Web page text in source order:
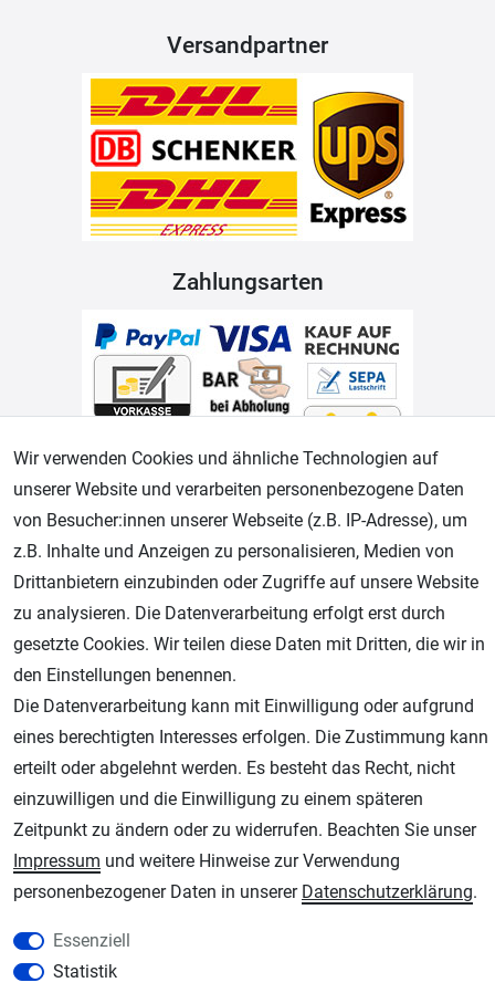
Versandpartner
Zahlungsarten
Geprüfter Shop
AGB Widerrufsrecht Datenschutz Impressum
Unsere weiteren Shops:
Schmincke-City.de
Schmincke Künstlerfarben das Gesamtsortiment
Plotter-City.com
Schneideplotter, Transferpressen, Siebdruck und Plotterfolien
Wir verwenden Cookies und ähnliche Technologien auf
unserer Website und verarbeiten personenbezogene Daten
von Besucher:innen unserer Webseite (z.B. IP-Adresse), um
z.B. Inhalte und Anzeigen zu personalisieren, Medien von
Drittanbietern einzubinden oder Zugriffe auf unsere Website
zu analysieren. Die Datenverarbeitung erfolgt erst durch
gesetzte Cookies. Wir teilen diese Daten mit Dritten, die wir in
den Einstellungen benennen.
Die Datenverarbeitung kann mit Einwilligung oder aufgrund
eines berechtigten Interesses erfolgen. Die Zustimmung kann
erteilt oder abgelehnt werden. Es besteht das Recht, nicht
einzuwilligen und die Einwilligung zu einem späteren
Zeitpunkt zu ändern oder zu widerrufen. Beachten Sie unser
Impressum und weitere Hinweise zur Verwendung
personenbezogener Daten in unserer Daten­schutz­erklärung.
Essenziell
Statistik